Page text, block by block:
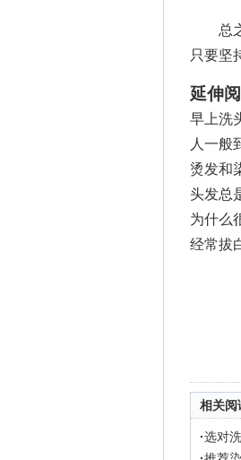
总之
只要坚
延伸
早上洗
人一般
烫发和
头发总
为什么
经常拔
相关阅
·选对